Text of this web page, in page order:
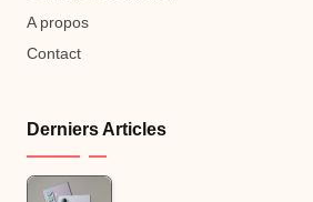
A propos
Contact
Derniers Articles